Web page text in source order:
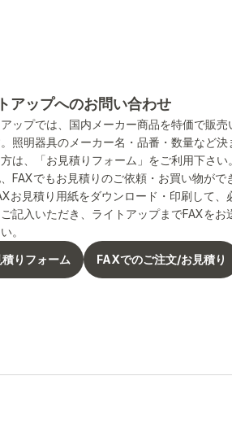
アップへのお問い合わせ
ップでは、国内メーカー商品を特価で販売
照明器具のメーカー名・品番・数量など決
は、「お見積りフォーム」をご利用下さい。
FAXでもお見積りのご依頼・お買い物がで
お見積り用紙をダウンロード・印刷して、
記入いただき、ライトアップまでFAXをお
。
積りフォーム
FAXでのご注文/お見積り